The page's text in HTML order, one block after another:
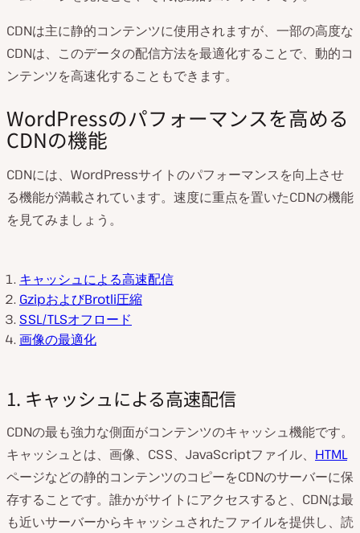
CDNは主に静的コンテンツに使用されますが、一部の高度な
CDNは、このデータの配信方法を最適化することで、動的コ
ンテンツを高速化することもできます。
WordPressのパフォーマンスを高める
CDNの機能
CDNには、WordPressサイトのパフォーマンスを向上させ
る機能が満載されています。速度に重点を置いたCDNの機能
を見てみましょう。
キャッシュによる高速配信
GzipおよびBrotli圧縮
SSL/TLSオフロード
画像の最適化
1. キャッシュによる高速配信
CDNの最も強力な側面がコンテンツのキャッシュ機能です。
キャッシュとは、画像、CSS、JavaScriptファイル、 HTML
ページなどの静的コンテンツのコピーをCDNのサーバーに保
存することです。誰かがサイトにアクセスすると、CDNは最
も近いサーバーからキャッシュされたファイルを提供し、読